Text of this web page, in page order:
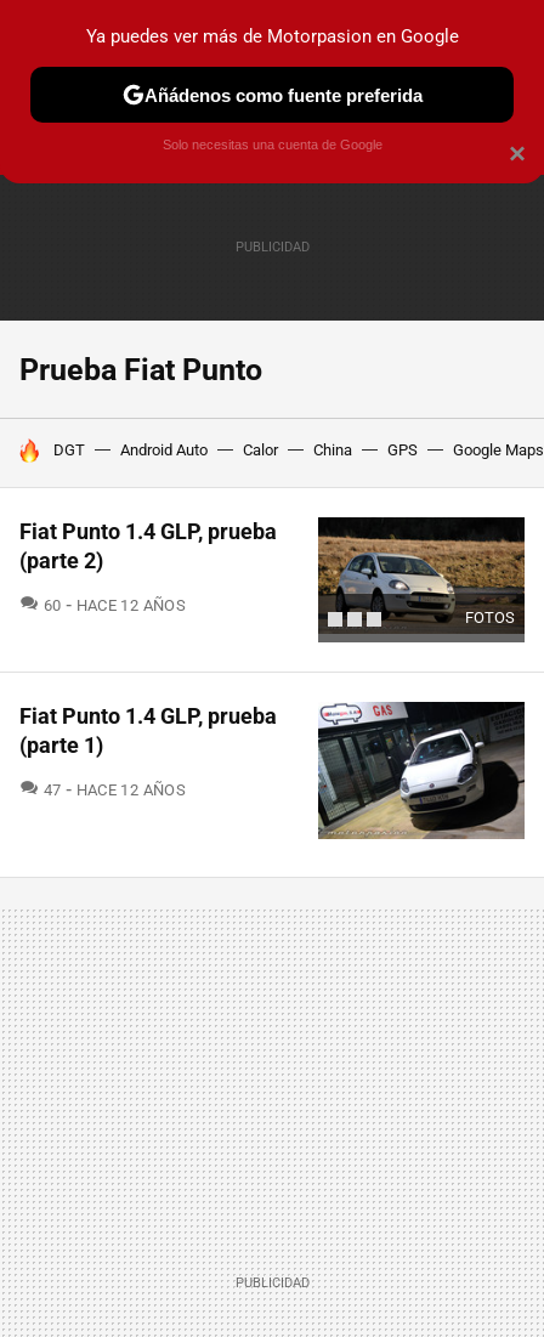
PRUEBAS COCHES ELÉCTRICOS OBSERVATORIO
Prueba Fiat Punto
HOY SE HABLA DE
DGT Android Auto Calor China GPS Google Maps
FOTOS
Fiat Punto 1.4 GLP, prueba
(parte 2)
60 COMENTARIOS
HACE 12 AÑOS
Fiat Punto 1.4 GLP, prueba
(parte 1)
47 COMENTARIOS
HACE 12 AÑOS
×
Ya puedes ver más de Motorpasion en Google
Añádenos como fuente preferida
Solo necesitas una cuenta de Google